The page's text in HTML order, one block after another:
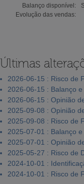
Balanço disponível:
Evolução das vendas:
Últimas
2026-06-15 : Risco de
2026-06-15 : Balanço
2026-06-15 : Opinião
2025-09-08 : Opinião
2025-09-08 : Risco de
2025-07-01 : Balanço
2025-07-01 : Opinião
2025-05-27 : Risco de
2024-10-01 :
2024-10-01 : Risco de